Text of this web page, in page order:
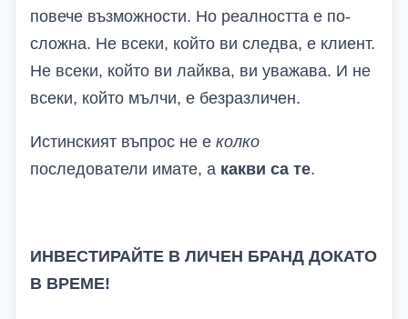
повече възможности. Но реалността е по-
сложна. Не всеки, който ви следва, е клиент.
Не всеки, който ви лайква, ви уважава. И не
всеки, който мълчи, е безразличен.
Истинският въпрос не е колко
последователи имате, а какви са те.
ИНВЕСТИРАЙТЕ В ЛИЧЕН БРАНД ДОКАТО
В ВРЕМЕ!